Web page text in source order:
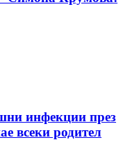
инфекции през
всеки родител